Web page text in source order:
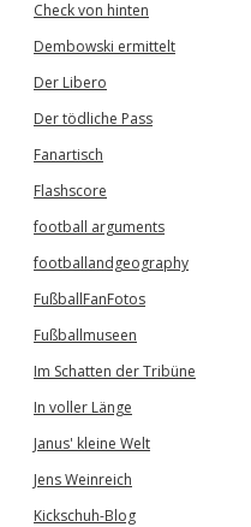
Check von hinten
Dembowski ermittelt
Der Libero
Der tödliche Pass
Fanartisch
Flashscore
football arguments
footballandgeography
FußballFanFotos
Fußballmuseen
Im Schatten der Tribüne
In voller Länge
Janus' kleine Welt
Jens Weinreich
Kickschuh-Blog